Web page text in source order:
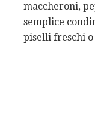
maccheroni,
semplice
piselli freschi